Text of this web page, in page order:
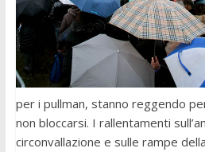
per i pullman, stanno reggendo
non bloccarsi. I rallentamenti
circonvallazione e sulle rampe